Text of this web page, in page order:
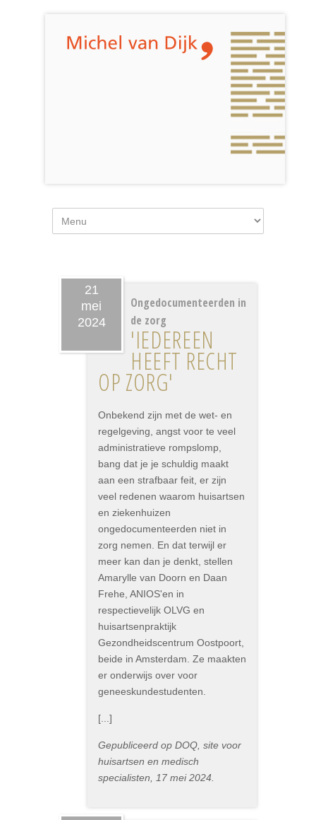
21
mei
2024
Ongedocumenteerden in
de zorg
'IEDEREEN
HEEFT RECHT
OP ZORG'
Onbekend zijn met de wet- en
regelgeving, angst voor te veel
administratieve rompslomp,
bang dat je je schuldig maakt
aan een strafbaar feit, er zijn
veel redenen waarom huisartsen
en ziekenhuizen
ongedocumenteerden niet in
zorg nemen. En dat terwijl er
meer kan dan je denkt, stellen
Amarylle van Doorn en Daan
Frehe, ANIOS'en in
respectievelijk OLVG en
huisartsenpraktijk
Gezondheidscentrum Oostpoort,
beide in Amsterdam. Ze maakten
er onderwijs over voor
geneeskundestudenten.
[...]
Gepubliceerd op DOQ, site voor
huisartsen en medisch
specialisten, 17 mei 2024.